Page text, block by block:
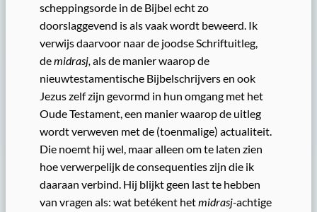
scheppingsorde in de Bijbel echt zo
doorslaggevend is als vaak wordt beweerd. Ik
verwijs daarvoor naar de joodse Schriftuitleg,
demidrasj,als de manier waarop de
nieuwtestamentische Bijbelschrijvers en ook
Jezus zelf zijn gevormd in hun omgang met het
Oude Testament, een manier waarop de uitleg
wordt verweven met de (toenmalige) actualiteit.
Die noemt hij wel, maar alleen om te laten zien
hoe verwerpelijk de consequenties zijn die ik
daaraan verbind. Hij blijkt geen last te hebben
van vragen als: wat betékent hetmidrasj-achtige